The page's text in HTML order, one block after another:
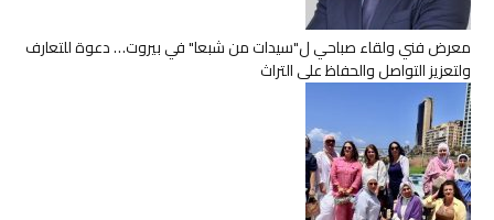
معرض فني ولقاء صباحي ل"سيدات من شبعا" في بيروت… دعوة للتعارف
ولتعزيز التواصل والحفاظ على التراث